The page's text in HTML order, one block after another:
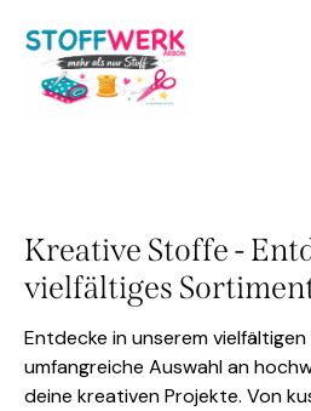
Kreative Stoffe -
vielfältiges
Entdecke in unserem
umfangreiche Auswahl an
deine kreativen Projekte. Von